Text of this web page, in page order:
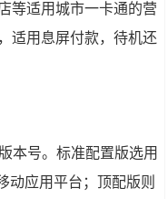
等适用城市一卡通的营
适用息屏付款，待机还
本号。标准配置版选用
动应用平台；顶配版则